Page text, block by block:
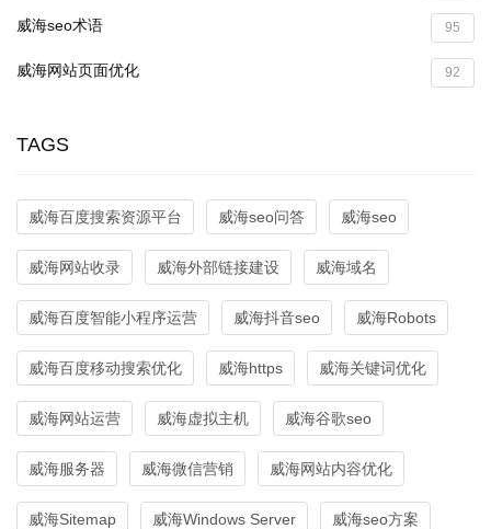
威海seo术语 95
威海网站页面优化 92
TAGS
威海百度搜索资源平台 威海seo问答 威海seo
威海网站收录 威海外部链接建设 威海域名
威海百度智能小程序运营 威海抖音seo 威海Robots
威海百度移动搜索优化 威海https 威海关键词优化
威海网站运营 威海虚拟主机 威海谷歌seo
威海服务器 威海微信营销 威海网站内容优化
威海Sitemap 威海Windows Server 威海seo方案